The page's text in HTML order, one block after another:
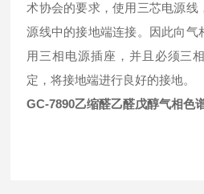
术协会的要求，使用三芯电源线
源线中的接地端连接。因此向气
用三相电源插座，并且必须三
定，将接地端进行良好的接地。
GC-7890乙缩醛乙醛戊醇气相色